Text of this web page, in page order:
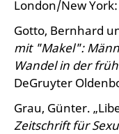
London/New
Gotto, Bernhard
mit "Makel":
Wandel in der
DeGruyter
Grau, Günter.
Zeitschrift für